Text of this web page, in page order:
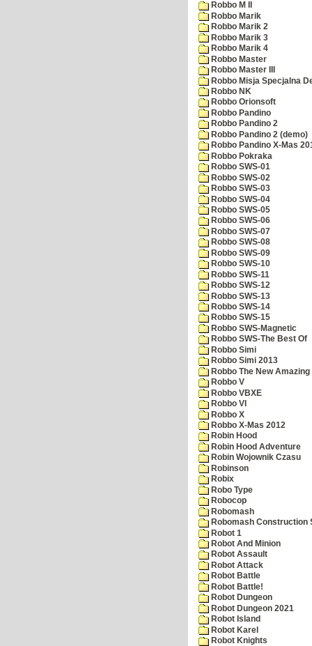
Robbo M II
Robbo Marik
Robbo Marik 2
Robbo Marik 3
Robbo Marik 4
Robbo Master
Robbo Master III
Robbo Misja Specjalna
Robbo NK
Robbo Orionsoft
Robbo Pandino
Robbo Pandino 2
Robbo Pandino 2 (demo)
Robbo Pandino X-Mas
Robbo Pokraka
Robbo SWS-01
Robbo SWS-02
Robbo SWS-03
Robbo SWS-04
Robbo SWS-05
Robbo SWS-06
Robbo SWS-07
Robbo SWS-08
Robbo SWS-09
Robbo SWS-10
Robbo SWS-11
Robbo SWS-12
Robbo SWS-13
Robbo SWS-14
Robbo SWS-15
Robbo SWS-Magnetic
Robbo SWS-The Best Of
Robbo Simi
Robbo Simi 2013
Robbo The New
Robbo V
Robbo VBXE
Robbo VI
Robbo X
Robbo X-Mas 2012
Robin Hood
Robin Hood Adventure
Robin Wojownik Czasu
Robinson
Robix
Robo Type
Robocop
Robomash
Robomash Construction
Robot 1
Robot And Minion
Robot Assault
Robot Attack
Robot Battle
Robot Battle!
Robot Dungeon
Robot Dungeon 2021
Robot Island
Robot Karel
Robot Knights